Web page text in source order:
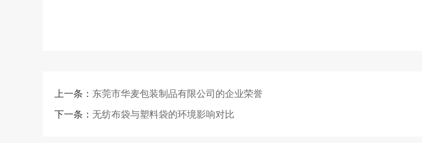
上一条： 东莞市华麦包装制品有限公司的企业荣誉
下一条： 无纺布袋与塑料袋的环境影响对比